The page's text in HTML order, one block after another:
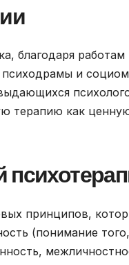
благодаря
и
терапию как
принципов,
(понимание